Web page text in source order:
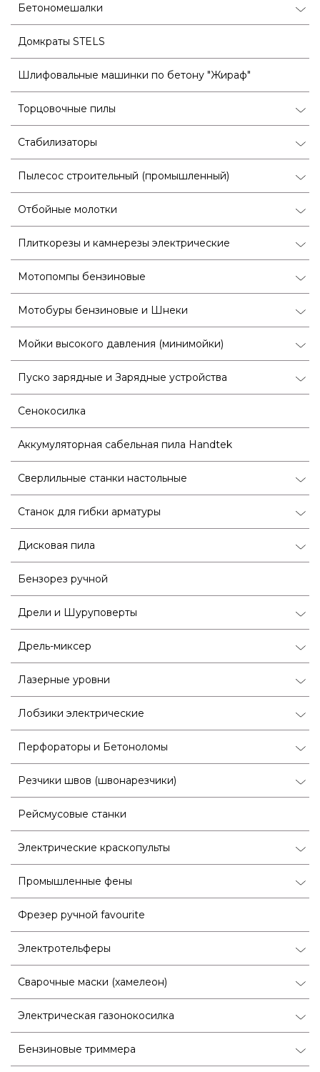
Бетономешалки
Домкраты STELS
Шлифовальные машинки по бетону "Жираф"
Торцовочные пилы
Стабилизаторы
Пылесос строительный (промышленный)
Отбойные молотки
Плиткорезы и камнерезы электрические
Мотопомпы бензиновые
Мотобуры бензиновые и Шнеки
Мойки высокого давления (минимойки)
Пуско зарядные и Зарядные устройства
Сенокосилка
Аккумуляторная сабельная пила Handtek
Сверлильные станки настольные
Станок для гибки арматуры
Дисковая пила
Бензорез ручной
Дрели и Шуруповерты
Дрель-миксер
Лазерные уровни
Лобзики электрические
Перфораторы и Бетоноломы
Резчики швов (швонарезчики)
Рейсмусовые станки
Электрические краскопульты
Промышленные фены
Фрезер ручной favourite
Электротельферы
Сварочные маски (хамелеон)
Электрическая газонокосилка
Бензиновые триммера